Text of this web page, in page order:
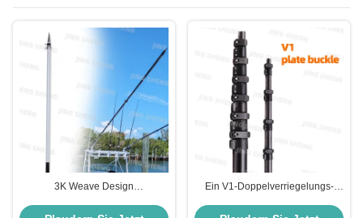
3K Weave Design
Korrosionsbeständige Teleskop-
Ein V1-Doppelverriegelungs-
26ft 32ft 50ft zum Staubsaugen